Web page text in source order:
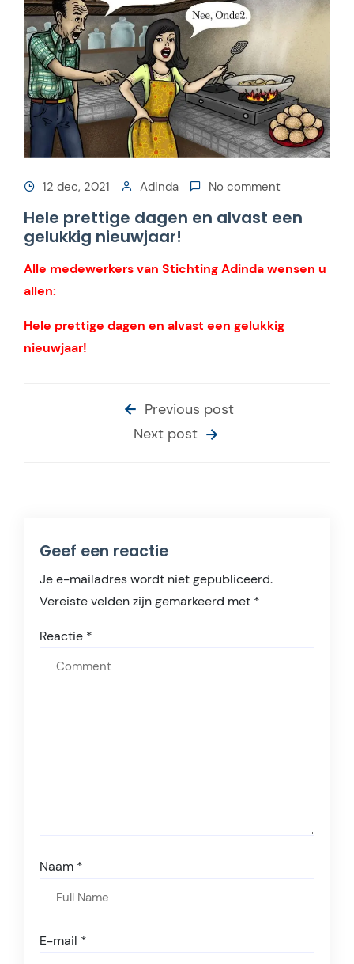
12 dec, 2021 Adinda No comment
Hele prettige dagen en alvast een
gelukkig nieuwjaar!
Alle medewerkers van Stichting Adinda wensen u
allen:
Hele prettige dagen en alvast een gelukkig
nieuwjaar!
Previous post
Next post
Geef een reactie
Je e-mailadres wordt niet gepubliceerd.
Vereiste velden zijn gemarkeerd met *
Reactie *
Naam *
E-mail *